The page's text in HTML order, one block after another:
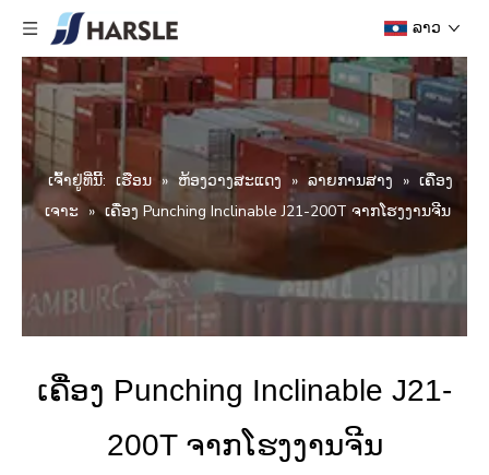
ລາວ
ເຈົ້າ​ຢູ່​ທີ່​ນີ້: ເຮືອນ » ຫ້ອງວາງສະແດງ » ລາຍການສາງ » ເຄື່ອງ
ເຈາະ » ເຄື່ອງ Punching Inclinable J21-200T ຈາກໂຮງງານຈີນ
ເຄື່ອງ Punching Inclinable J21-
200T ຈາກໂຮງງານຈີນ